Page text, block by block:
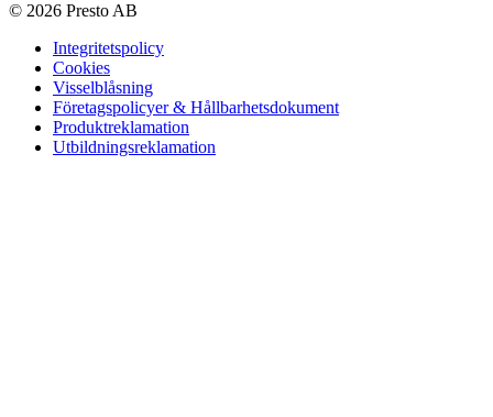
© 2026 Presto AB
Integritetspolicy
Cookies
Visselblåsning
Företagspolicyer & Hållbarhetsdokument
Produktreklamation
Utbildningsreklamation